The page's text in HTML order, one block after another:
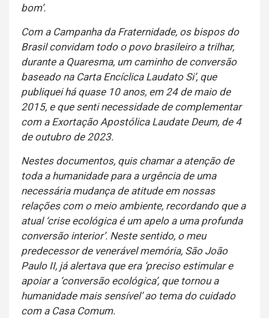
bom’.
Com a Campanha da Fraternidade, os bispos do
Brasil convidam todo o povo brasileiro a trilhar,
durante a Quaresma, um caminho de conversão
baseado na Carta Encíclica Laudato Si’, que
publiquei há quase 10 anos, em 24 de maio de
2015, e que senti necessidade de complementar
com a Exortação Apostólica Laudate Deum, de 4
de outubro de 2023.
Nestes documentos, quis chamar a atenção de
toda a humanidade para a urgência de uma
necessária mudança de atitude em nossas
relações com o meio ambiente, recordando que a
atual ‘crise ecológica é um apelo a uma profunda
conversão interior’. Neste sentido, o meu
predecessor de venerável memória, São João
Paulo II, já alertava que era ‘preciso estimular e
apoiar a ‘conversão ecológica’, que tornou a
humanidade mais sensível’ ao tema do cuidado
com a Casa Comum.